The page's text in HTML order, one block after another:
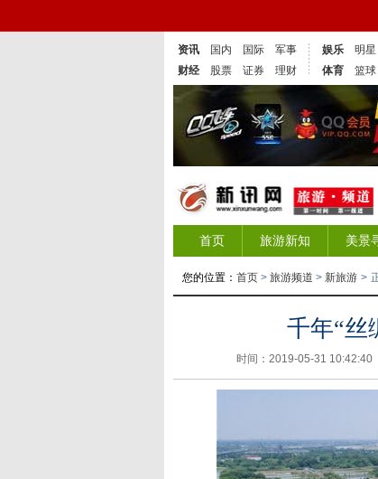
资讯 国内 国际
军事
财经
股票 证券 理财
娱乐 明星
体育
篮球
首页 旅游新知 美景
您的位置： 首页 > 旅游频道 > 新旅游 >
千年“丝
时间：2019-05-31 10:42:40